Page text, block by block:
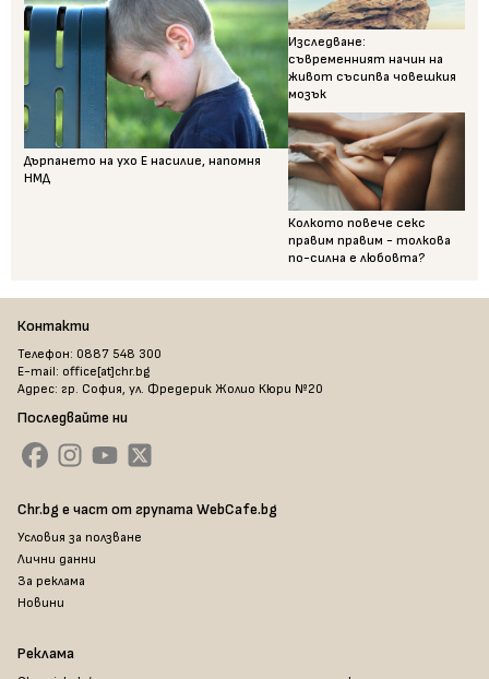
Дърпането на ухо Е насилие, напомня
НМД
Изследване:
съвременният начин на
живот съсипва човешкия
мозък
Колкото повече секс
правим правим - толкова
по-силна е любовта?
Контакти
Телефон: 0887 548 300
E-mail: office[at]chr.bg
Адрес: гр. София, ул. Фредерик Жолио Кюри №20
Последвайте ни
Chr.bg е част от групата WebCafe.bg
Условия за ползване
Лични данни
За реклама
Новини
Реклама